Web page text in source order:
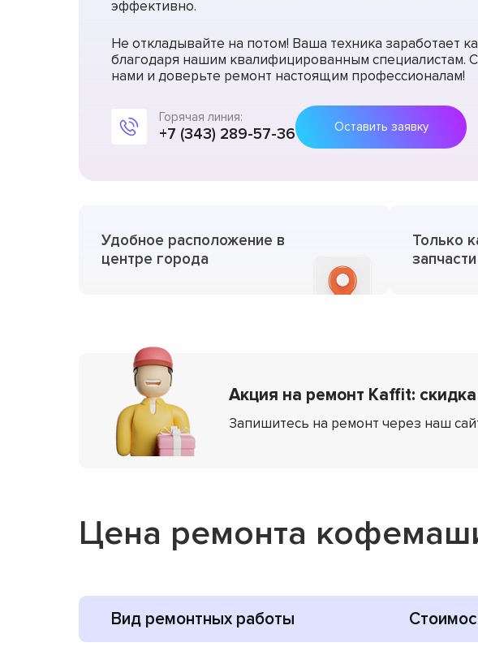
эффективно.
Не откладывайте на потом! Ваша техника заработает
благодаря нашим квалифицированным специалистам.
нами и доверьте ремонт настоящим профессионалам!
Горячая линия:
+7 (343) 289-57-36 Оставить заявку
Удобное расположение в
центре города
Только
запчасти
Акция на ремонт Kaffit:
Запишитесь на ремонт через наш
Цена ремонта
Вид ремонтных работы